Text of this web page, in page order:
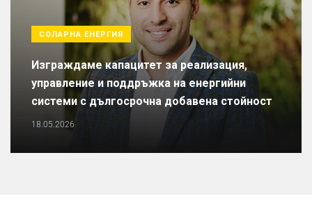
СОЛАРНА ЕНЕРГИЯ
Изграждаме капацитет за реализация,
управление и поддръжка на енергийни
системи с дългосрочна добавена стойност
18.05.2026